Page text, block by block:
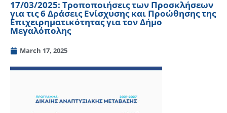
17/03/2025: Tροποποιήσεις των Προσκλήσεων
για τις 6 Δράσεις Ενίσχυσης και Προώθησης της
Επιχειρηματικότητας για τον Δήμο
Μεγαλόπολης
March 17, 2025